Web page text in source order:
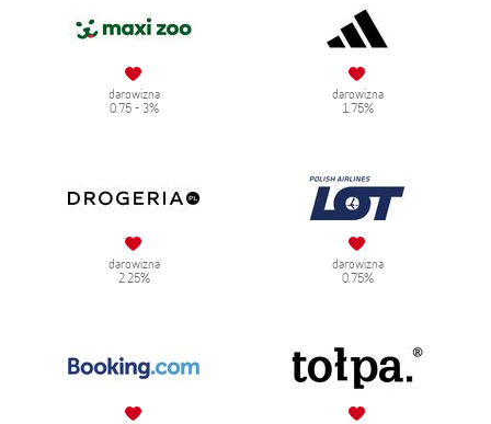
darowizna
0.75 - 3%
darowizna
1.75%
darowizna
2.25%
darowizna
0.75%